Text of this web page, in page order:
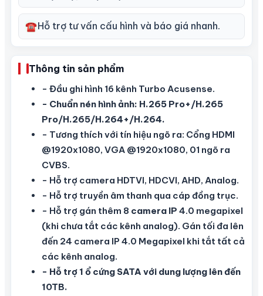
☎Hỗ trợ tư vấn cấu hình và báo giá nhanh.
Thông tin sản phẩm
- Đầu ghi hình 16 kênh Turbo Acusense.
- Chuẩn nén hình ảnh: H.265 Pro+/H.265
Pro/H.265/H.264+/H.264.
- Tương thích với tín hiệu ngõ ra: Cổng HDMI
@1920x1080, VGA @1920x1080, 01 ngõ ra
CVBS.
- Hỗ trợ camera HDTVI, HDCVI, AHD, Analog.
- Hỗ trợ truyền âm thanh qua cáp đồng trục.
- Hỗ trợ gán thêm 8 camera IP 4.0 megapixel
(khi chưa tắt các kênh analog). Gán tối đa lên
đến 24 camera IP 4.0 Megapixel khi tắt tất cả
các kênh analog.
- Hỗ trợ 1 ổ cứng SATA với dung lượng lên đến
10TB.